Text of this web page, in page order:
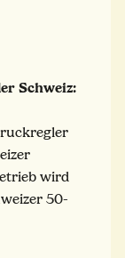
Schweiz:
wird
50-